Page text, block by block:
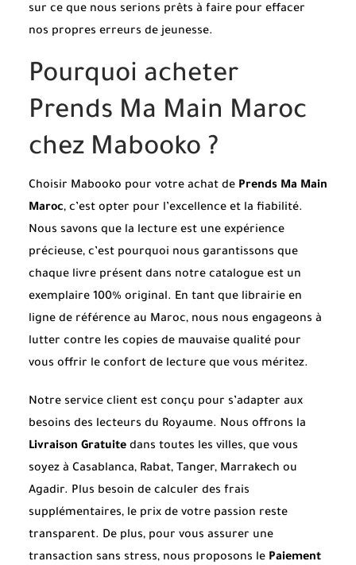
sur ce que nous serions prêts à faire pour effacer
nos propres erreurs de jeunesse.
Pourquoi acheter
Prends Ma Main Maroc
chez Mabooko ?
Choisir Mabooko pour votre achat de Prends Ma Main
Maroc, c’est opter pour l’excellence et la fiabilité.
Nous savons que la lecture est une expérience
précieuse, c’est pourquoi nous garantissons que
chaque livre présent dans notre catalogue est un
exemplaire 100% original. En tant que librairie en
ligne de référence au Maroc, nous nous engageons à
lutter contre les copies de mauvaise qualité pour
vous offrir le confort de lecture que vous méritez.
Notre service client est conçu pour s’adapter aux
besoins des lecteurs du Royaume. Nous offrons la
Livraison Gratuite dans toutes les villes, que vous
soyez à Casablanca, Rabat, Tanger, Marrakech ou
Agadir. Plus besoin de calculer des frais
supplémentaires, le prix de votre passion reste
transparent. De plus, pour vous assurer une
transaction sans stress, nous proposons le Paiement